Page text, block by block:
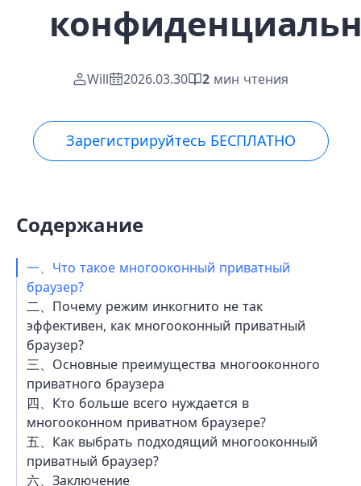
Will 2026.03.30 2 мин чтения
Зарегистрируйтесь БЕСПЛАТНО
Содержание
一、Что такое многооконный приватный
браузер?
二、Почему режим инкогнито не так
эффективен, как многооконный приватный
браузер?
三、Основные преимущества многооконного
приватного браузера
四、Кто больше всего нуждается в
многооконном приватном браузере?
五、Как выбрать подходящий многооконный
приватный браузер?
六、Заключение